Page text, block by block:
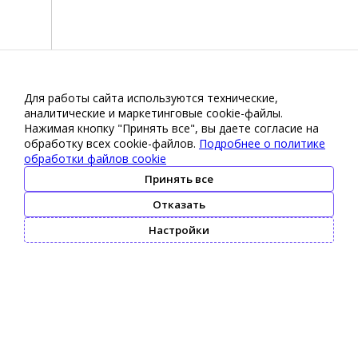
Для работы сайта используются технические,
аналитические и маркетинговые сооkіе-файлы.
Нажимая кнопку "Принять все", вы даете согласие на
обработку всех cookie-файлов. Подробнее о политике
обработки файлов cookie
Принять все
Отказать
Настройки